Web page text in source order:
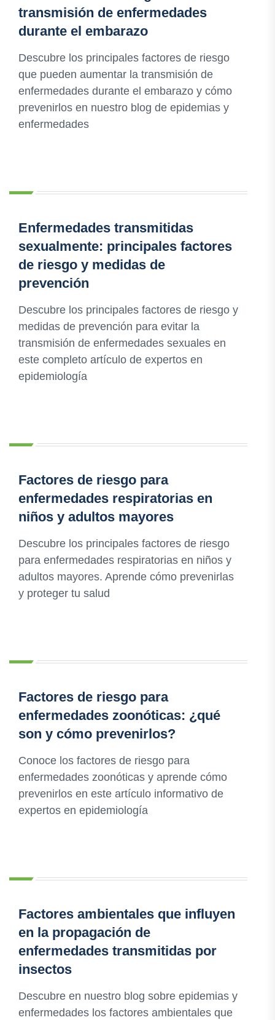
transmisión de enfermedades
durante el embarazo
Descubre los principales factores de riesgo
que pueden aumentar la transmisión de
enfermedades durante el embarazo y cómo
prevenirlos en nuestro blog de epidemias y
enfermedades
Enfermedades transmitidas
sexualmente: principales factores
de riesgo y medidas de
prevención
Descubre los principales factores de riesgo y
medidas de prevención para evitar la
transmisión de enfermedades sexuales en
este completo artículo de expertos en
epidemiología
Factores de riesgo para
enfermedades respiratorias en
niños y adultos mayores
Descubre los principales factores de riesgo
para enfermedades respiratorias en niños y
adultos mayores. Aprende cómo prevenirlas
y proteger tu salud
Factores de riesgo para
enfermedades zoonóticas: ¿qué
son y cómo prevenirlos?
Conoce los factores de riesgo para
enfermedades zoonóticas y aprende cómo
prevenirlos en este artículo informativo de
expertos en epidemiología
Factores ambientales que influyen
en la propagación de
enfermedades transmitidas por
insectos
Descubre en nuestro blog sobre epidemias y
enfermedades los factores ambientales que